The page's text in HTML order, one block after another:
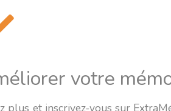
votre
plus et inscrivez-vous sur